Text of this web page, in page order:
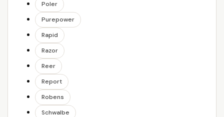
Poler
Purepower
Rapid
Razor
Reer
Report
Robens
Schwalbe